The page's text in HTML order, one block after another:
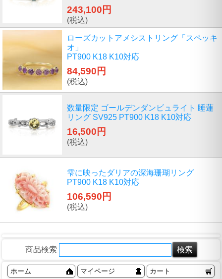
243,100円
(税込)
ローズカットアメシストリング「スペッキ
オ」
PT900 K18 K10対応
84,590円
(税込)
数量限定 ゴールデンダンビュライト 睡蓮
リング SV925 PT900 K18 K10対応
16,500円
(税込)
雫に映ったダリアの深海珊瑚リング
PT900 K18 K10対応
106,590円
(税込)
商品検索
ホーム マイページ カート